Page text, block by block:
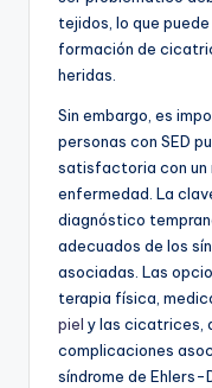
tejidos, lo que
formación de
heridas.
Sin embargo, es
personas con SED
satisfactoria con un
enfermedad. La
diagnóstico
adecuados de los
asociadas. Las
terapia física,
piel y las cicatrices,
complicaciones
síndrome de Ehlers-